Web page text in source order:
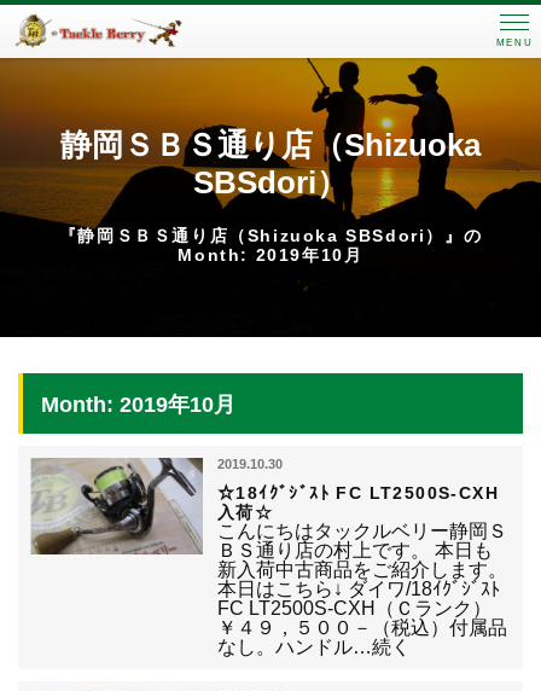
MENU
静岡ＳＢＳ通り店（Shizuoka
SBSdori）
『静岡ＳＢＳ通り店（Shizuoka SBSdori）』の
Month: 2019年10月
Month: 2019年10月
2019.10.30
☆18ｲｸﾞｼﾞｽﾄ FC LT2500S-CXH
入荷☆
こんにちはタックルベリー静岡Ｓ
ＢＳ通り店の村上です。 本日も
新入荷中古商品をご紹介します。
本日はこちら↓ ダイワ/18ｲｸﾞｼﾞｽﾄ
FC LT2500S-CXH（Ｃランク）
￥４９，５００－（税込）付属品
なし。ハンドル…続く